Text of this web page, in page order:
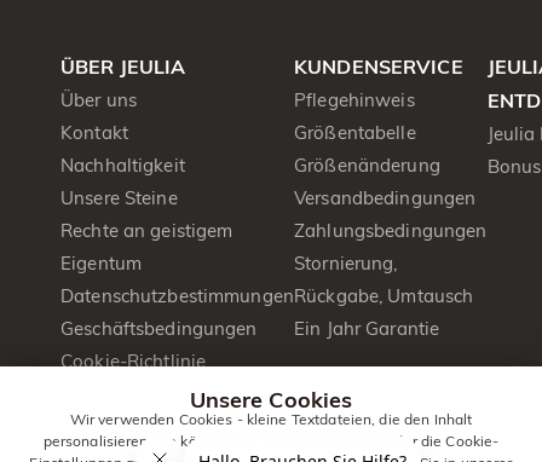
ÜBER JEULIA
Über uns
Kontakt
Nachhaltigkeit
Unsere Steine
Rechte an geistigem
Eigentum
Datenschutzbestimmungen
Geschäftsbedingungen
Cookie-Richtlinie
Produktbroschüre
KUNDENSERVICE
Pflegehinweis
Größentabelle
Größenänderung
Versandbedingungen
Zahlungsbedingungen
Stornierung,
Rückgabe, Umtausch
Ein Jahr Garantie
Jeulia
Unsere Cookies
Wir verwenden Cookies - kleine Textdateien, die den Inhalt
personalisieren. Sie können alle Cookies zulassen oder die Cookie-